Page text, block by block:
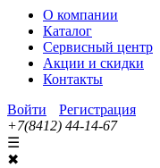
О компании
Каталог
Сервисный центр
Акции и скидки
Контакты
Войти
Регистрация
+7(8412) 44-14-67
☰
✖